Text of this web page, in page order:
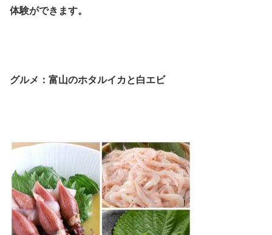
体験ができます。
グルメ：富山のホタルイカと白エビ